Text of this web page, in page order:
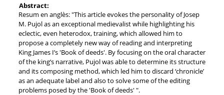
Abstract:
Resum en anglès: "This article evokes the personality of Josep
M. Pujol as an exceptional medievalist while highlighting his
eclectic, even heterodox, training, which allowed him to
propose a completely new way of reading and interpreting
King James I’s 'Book of deeds'. By focusing on the oral character
of the king’s narrative, Pujol was able to determine its structure
and its composing method, which led him to discard ‘chronicle’
as an adequate label and also to solve some of the editing
problems posed by the 'Book of deeds' ".